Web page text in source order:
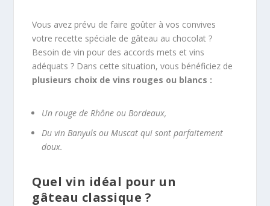
Vous avez prévu de faire goûter à vos convives
votre recette spéciale de gâteau au chocolat ?
Besoin de vin pour des accords mets et vins
adéquats ? Dans cette situation, vous bénéficiez de
plusieurs choix de vins rouges ou blancs :
Un rouge de Rhône ou Bordeaux,
Du vin Banyuls ou Muscat qui sont parfaitement
doux.
Quel vin idéal pour un
gâteau classique ?